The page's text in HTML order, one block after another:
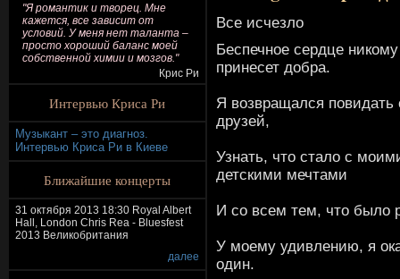
"Я романтик и творец. Мне
кажется, все зависит от
условий. У меня нет таланта –
просто хороший баланс моей
собственной химии и мозгов."
Крис Ри
Интервью Криса Ри
Музыкант – это диагноз.
Интервью Криса Ри в Киеве
Ближайшие концерты
31 октября 2013 18:30 Royal Albert
Hall, London Chris Rea - Bluesfest
2013 Великобритания
далее
Все исчезло
Беспечное сердце
принесет добра.
Я возвращался повидать
друзей,
Узнать, что стало с
детскими мечтами
И со всем тем, что было
У моему удивлению, я
один.